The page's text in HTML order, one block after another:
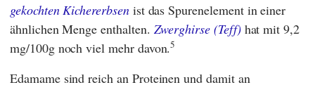
gekochten Kichererbsenist das Spurenelement in einer
ähnlichen Menge enthalten. Zwerghirse (Teff)hat mit 9,2
mg/100g noch viel mehr davon.5
Edamame sind reich an Proteinen und damit an